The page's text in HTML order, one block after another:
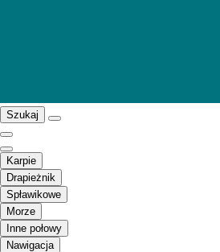
Szukaj
Karpie
Drapieżnik
Spławikowe
Morze
Inne połowy
Nawigacja